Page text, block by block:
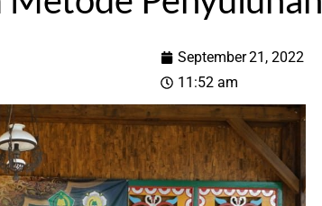
September 21, 2022
11:52 am